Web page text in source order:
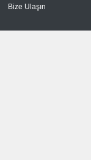
Bize Ulaşın